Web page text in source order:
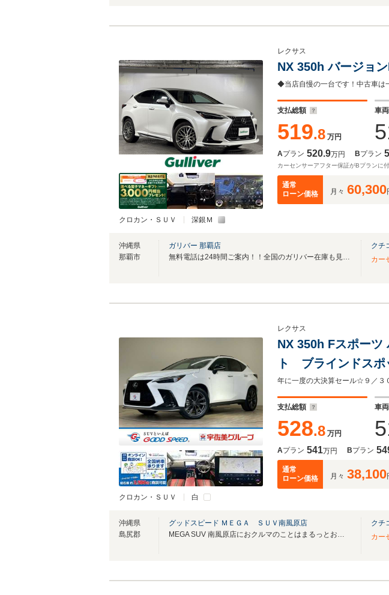
クロカン・ＳＵＶ 深銀Ｍ
レクサス
NX 350h バージョ
支払総額
519.8 万円
車
Aプラン 520.9万円 Bプラン
カーセンサーアフター保証がBプランに
通常
ローン価格
月々 60,300
沖縄県
那覇市
ガリバー 那覇店
無料電話は24時間ご案内！！全国のガリバー在庫も見たい方は一括照会が可能です！
クチ
カー
クロカン・ＳＵＶ 白
レクサス
NX 350h Fスポー
ト ブラインドス
ト ETC メモリー
ル 100V電源
年に一度の大決算セール☆９／３
支払総額
528.8 万円
車
Aプラン 541万円 Bプラン
通常
ローン価格
月々 38,100
沖縄県
島尻郡
グッドスピード ＭＥＧＡ ＳＵＶ南風原店
MEGA SUV 南風原店におクルマのことはまるっとお任せください！
クチ
カー